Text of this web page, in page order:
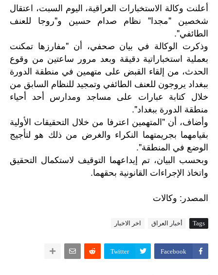
أعلنت وكالة الاستخبارات العراقية، اليوم السبت، اعتقال
شخصين "مجدا" نظام صدام حسين و"روجا للعنف
الطائفي".
وذكرت الوكالة في بيان صحفي، أن "مفارزها تمكنت
بعملية استخباراتية دقيقة وبعد مرور ساعتين من وقوع
الحدث، من إلقاء القبض على متهمين في منطقة الدورة
ببغداد يروجون للعنف الطائفي وتمجيد للنظام السابق من
خلال كتابة عبارات على مساجد ومدارس أحد أحياء
منطقة الدورة ببغداد".
وأضاف، أن "المتهمين اعترفا من خلال التحقيقات الأولية
بقيامهما بجريمتهما النكراء والغرض من ذلك هو لتأجيج
الوضع في المنطقة".
وبحسب البيان، تم إيداعهما التوقيف لاستكمال التحقيق
واتخاذ الإجراءات القانونية بحقهما.
المصدر : وكالات
Tags أخبار العراق اخر الاخبار
Facebook
Twitter